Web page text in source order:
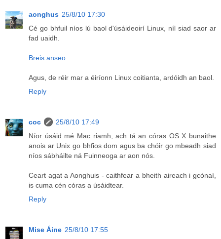
aonghus 25/8/10 17:30
Cé go bhfuil níos lú baol d'úsáideoirí Linux, níl siad saor ar
fad uaidh.
Breis anseo
Agus, de réir mar a éiríonn Linux coitianta, ardóidh an baol.
Reply
coc
25/8/10 17:49
Níor úsáid mé Mac riamh, ach tá an córas OS X bunaithe
anois ar Unix go bhfios dom agus ba chóir go mbeadh siad
níos sábháilte ná Fuinneoga ar aon nós.
Ceart agat a Aonghuis - caithfear a bheith aireach i gcónaí,
is cuma cén córas a úsáidtear.
Reply
Mise Áine 25/8/10 17:55